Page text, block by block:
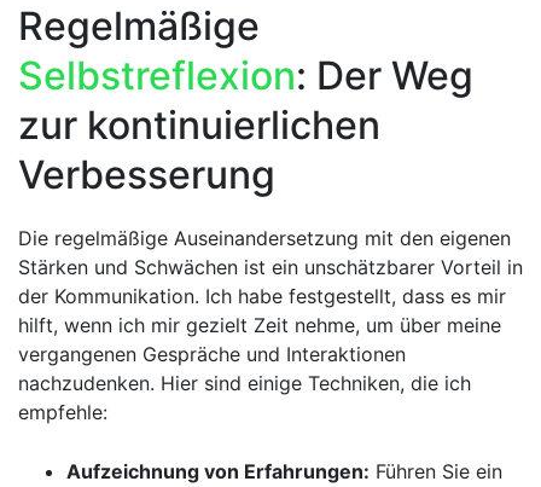
Regelmäßige⁤
Selbstreflexion:​ Der Weg
zur kontinuierlichen
Verbesserung
Die regelmäßige Auseinandersetzung ⁣mit⁣ den eigenen
Stärken und Schwächen ⁤ist ein‍ unschätzbarer⁤ Vorteil in
der ‍Kommunikation. Ich habe festgestellt, dass es mir
hilft, wenn ich mir gezielt Zeit ⁣nehme, um über meine
vergangenen Gespräche und Interaktionen
nachzudenken. Hier sind einige Techniken, die ich
empfehle:
Aufzeichnung von Erfahrungen: Führen‌ Sie ein